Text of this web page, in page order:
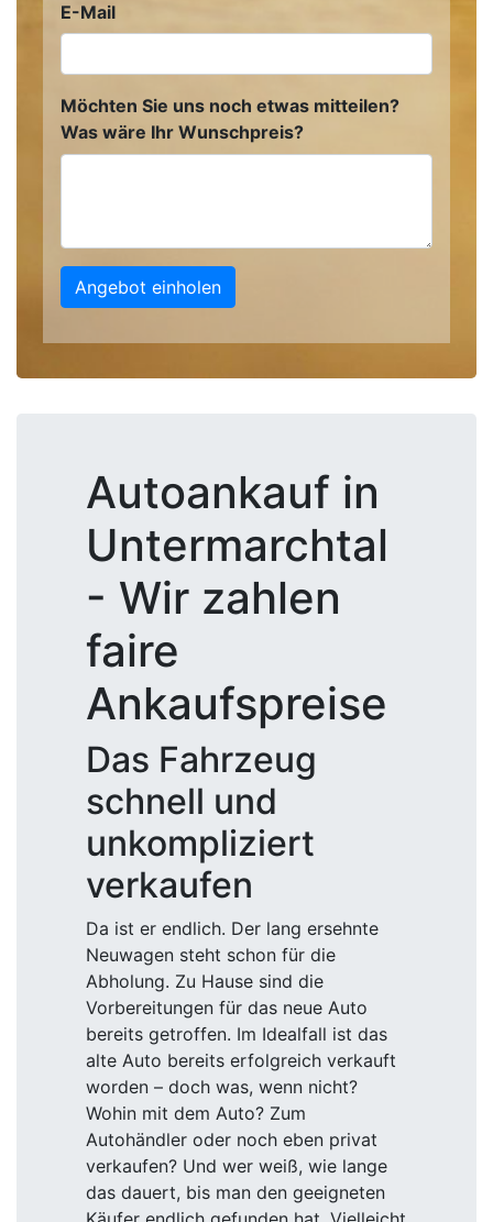
E-Mail
Möchten Sie uns noch etwas mitteilen?
Was wäre Ihr Wunschpreis?
Angebot einholen
Autoankauf in
Untermarchtal
- Wir zahlen
faire
Ankaufspreise
Das Fahrzeug
schnell und
unkompliziert
verkaufen
Da ist er endlich. Der lang ersehnte
Neuwagen steht schon für die
Abholung. Zu Hause sind die
Vorbereitungen für das neue Auto
bereits getroffen. Im Idealfall ist das
alte Auto bereits erfolgreich verkauft
worden – doch was, wenn nicht?
Wohin mit dem Auto? Zum
Autohändler oder noch eben privat
verkaufen? Und wer weiß, wie lange
das dauert, bis man den geeigneten